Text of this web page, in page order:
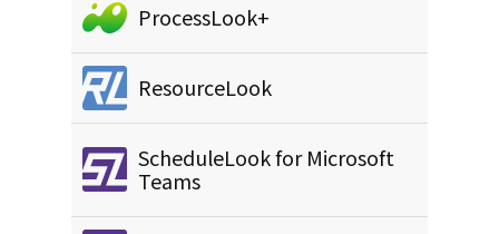
ProcessLook+
ResourceLook
ScheduleLook for Microsoft
Teams